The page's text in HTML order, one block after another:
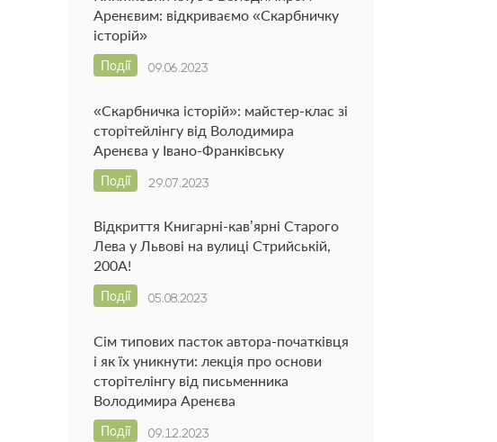
Аренєвим: відкриваємо «Скарбничку
історій»
09.06.2023
Події
«Скарбничка історій»: майстер-клас зі
сторітейлінгу від Володимира
Аренєва у Івано-Франківську
29.07.2023
Події
Відкриття Книгарні-кав’ярні Старого
Лева у Львові на вулиці Стрийській,
200А!
05.08.2023
Події
Сім типових пасток автора-початківця
і як їх уникнути: лекція про основи
сторітелінгу від письменника
Володимира Аренєва
09.12.2023
Події